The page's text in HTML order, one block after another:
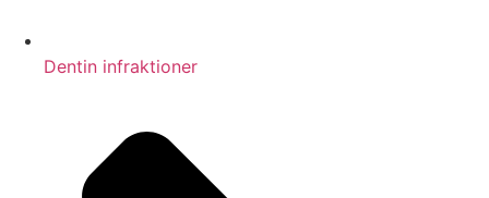
Dentin infraktioner